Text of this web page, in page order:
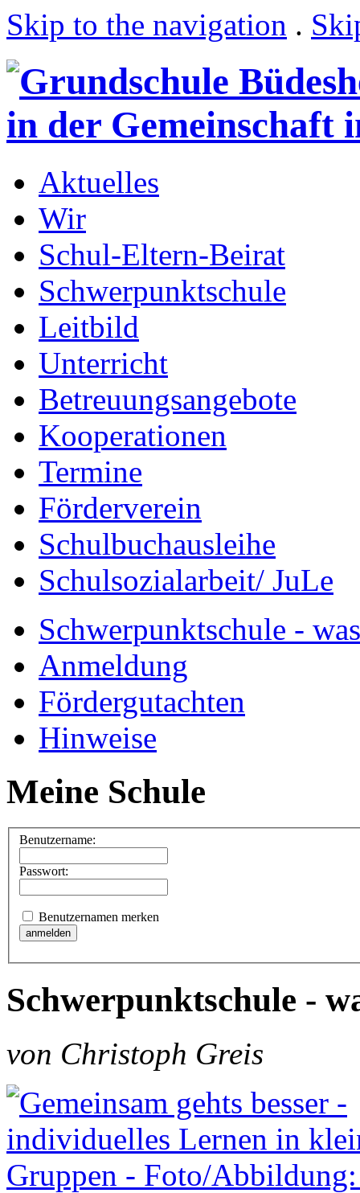
Skip to the navigation .
Aktuelles
Wir
Schul-Eltern-Beirat
Schwerpunktschule
Leitbild
Unterricht
Betreuungsangebote
Kooperationen
Termine
Förderverein
Schulbuchausleihe
Schulsozialarbeit/ JuLe
Schwerpunktschule -
Anmeldung
Fördergutachten
Hinweise
Meine Schule
Benutzername:
Passwort:
Benutzernamen merken
Schwerpunktschule -
von Christoph Greis